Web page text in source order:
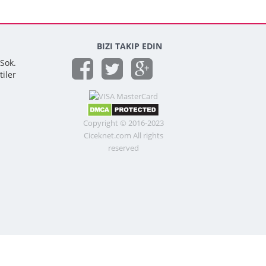
BIZI TAKIP EDIN
Copyright © 2016-2023
Ciceknet.com All rights
reserved